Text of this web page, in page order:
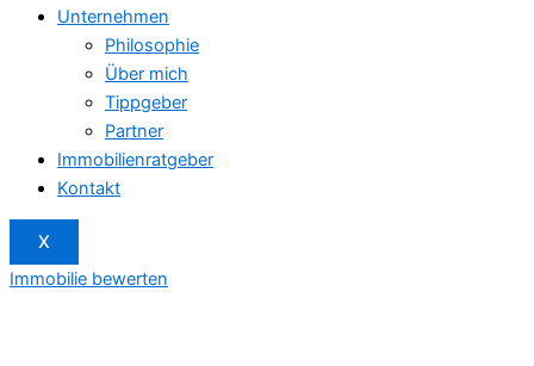
Unternehmen
Philosophie
Über mich
Tippgeber
Partner
Immobilienratgeber
Kontakt
X
Immobilie bewerten